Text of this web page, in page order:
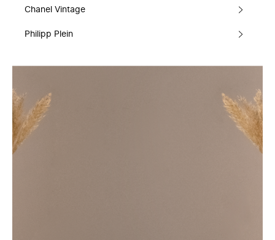
Chanel Vintage
Philipp Plein